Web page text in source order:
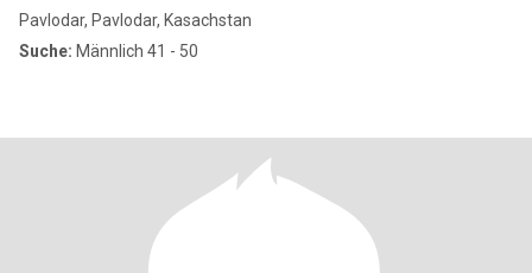
Pavlodar, Pavlodar, Kasachstan
Suche: Männlich 41 - 50